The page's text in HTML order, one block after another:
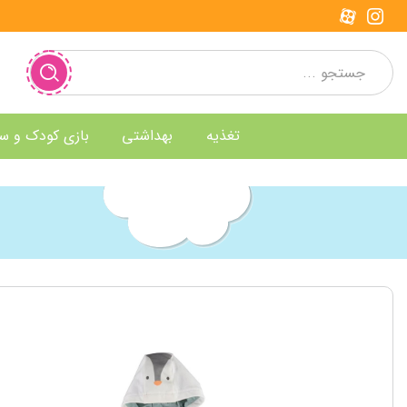
تغذیه بهداشتی بازی کودک و